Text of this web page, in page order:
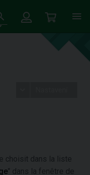
choisit dans la liste
" dans la fenêtre de